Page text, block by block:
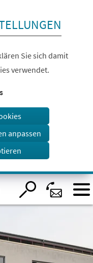
Sie sich damit
verwendet.
anpassen